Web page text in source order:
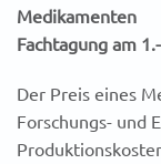
Medikamenten
Fachtagung am
Der Preis eines
Forschungs- und